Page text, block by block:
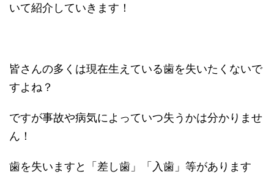
いて紹介していきます！
皆さんの多くは現在生えている歯を失いたくないで
すよね？
ですが事故や病気によっていつ失うかは分かりませ
ん！
歯を失いますと「差し歯」「入歯」等があります